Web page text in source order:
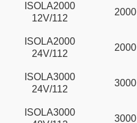
ISOLA2000
12V/112
2000
ISOLA2000
24V/112
2000
ISOLA3000
24V/112
3000
ISOLA3000
3000